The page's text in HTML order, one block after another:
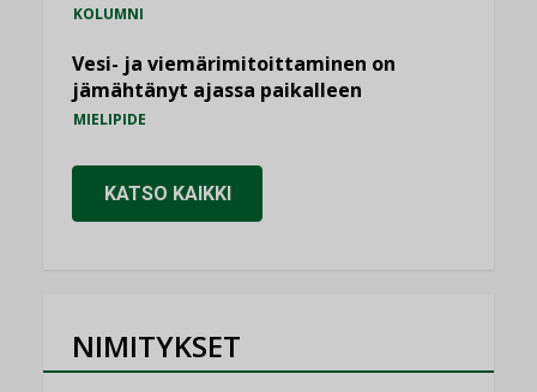
KOLUMNI
Vesi- ja viemärimitoittaminen on
jämähtänyt ajassa paikalleen
MIELIPIDE
KATSO KAIKKI
NIMITYKSET